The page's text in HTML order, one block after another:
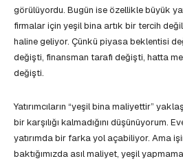
görülüyordu. Bugün ise özellikle büyük
firmalar için yeşil bina artık bir tercih
haline geliyor. Çünkü piyasa beklentisi
değişti, finansman tarafı değişti, hatta
değişti.
Yatırımcıların “yeşil bina maliyettir”
bir karşılığı kalmadığını düşünüyorum.
yatırımda bir farka yol açabiliyor. Ama
baktığımızda asıl maliyet, yeşil